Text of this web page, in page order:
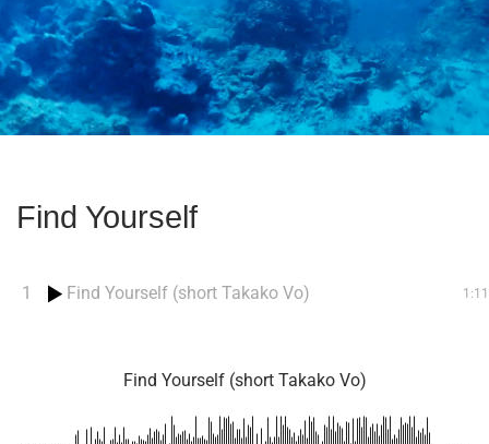
Find Yourself
1 Find Yourself (short Takako Vo) 1:11
Find Yourself (short Takako Vo)